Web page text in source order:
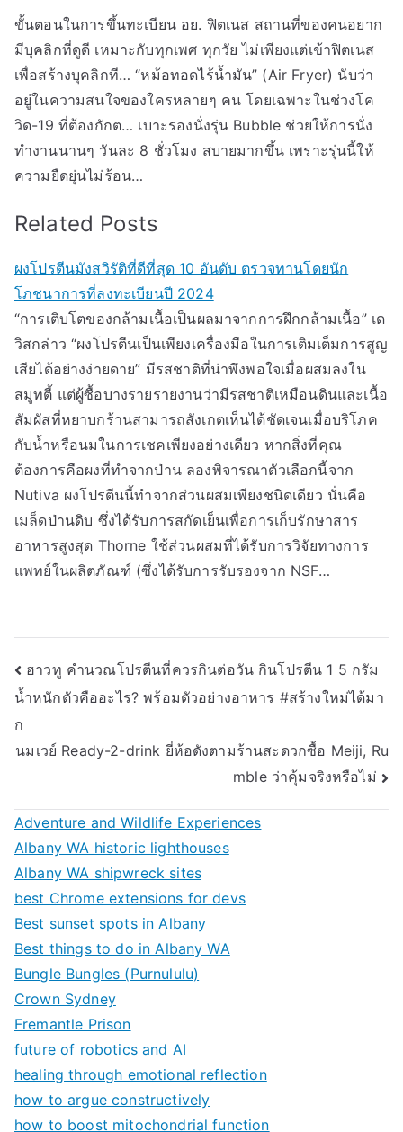
ขั้นตอนในการขึ้นทะเบียน อย. ฟิตเนส สถานที่ของคนอยาก
มีบุคลิกที่ดูดี เหมาะกับทุกเพศ ทุกวัย ไม่เพียงแต่เข้าฟิตเนส
เพื่อสร้างบุคลิกที… “หม้อทอดไร้น้ำมัน” (Air Fryer) นับว่า
อยู่ในความสนใจของใครหลายๆ คน โดยเฉพาะในช่วงโค
วิด-19 ที่ต้องกักต… เบาะรองนั่งรุ่น Bubble ช่วยให้การนั่ง
ทำงานนานๆ วันละ 8 ชั่วโมง สบายมากขึ้น เพราะรุ่นนี้ให้
ความยืดยุ่นไม่ร้อน…
Related Posts
ผงโปรตีนมังสวิรัติที่ดีที่สุด 10 อันดับ ตรวจทานโดยนัก
โภชนาการที่ลงทะเบียนปี 2024
“การเติบโตของกล้ามเนื้อเป็นผลมาจากการฝึกกล้ามเนื้อ” เด
วิสกล่าว “ผงโปรตีนเป็นเพียงเครื่องมือในการเติมเต็มการสูญ
เสียได้อย่างง่ายดาย” มีรสชาติที่น่าพึงพอใจเมื่อผสมลงใน
สมูทตี้ แต่ผู้ซื้อบางรายรายงานว่ามีรสชาติเหมือนดินและเนื้อ
สัมผัสที่หยาบกร้านสามารถสังเกตเห็นได้ชัดเจนเมื่อบริโภค
กับน้ำหรือนมในการเชคเพียงอย่างเดียว หากสิ่งที่คุณ
ต้องการคือผงที่ทำจากป่าน ลองพิจารณาตัวเลือกนี้จาก
Nutiva ผงโปรตีนนี้ทำจากส่วนผสมเพียงชนิดเดียว นั่นคือ
เมล็ดป่านดิบ ซึ่งได้รับการสกัดเย็นเพื่อการเก็บรักษาสาร
อาหารสูงสุด Thorne ใช้ส่วนผสมที่ได้รับการวิจัยทางการ
แพทย์ในผลิตภัณฑ์ (ซึ่งได้รับการรับรองจาก NSF…
Post
navigation
ฮาวทู คำนวณโปรตีนที่ควรกินต่อวัน กินโปรตีน 1 5 กรัม
น้ำหนักตัวคืออะไร? พร้อมตัวอย่างอาหาร #สร้างใหม่ได้มา
ก
นมเวย์ Ready-2-drink ยี่ห้อดังตามร้านสะดวกซื้อ Meiji, Ru
mble ว่าคุ้มจริงหรือไม่
Adventure and Wildlife Experiences
Albany WA historic lighthouses
Albany WA shipwreck sites
best Chrome extensions for devs
Best sunset spots in Albany
Best things to do in Albany WA
Bungle Bungles (Purnululu)
Crown Sydney
Fremantle Prison
future of robotics and AI
healing through emotional reflection
how to argue constructively
how to boost mitochondrial function